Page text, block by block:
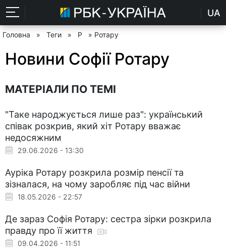
UA
Головна » Теги » Р » Ротару
Новини Софії Ротару
МАТЕРІАЛИ ПО ТЕМІ
"Таке народжується лише раз": український
співак розкрив, який хіт Ротару вважає
недосяжним
29.06.2026 - 13:30
Ауріка Ротару розкрила розмір пенсії та
зізналася, на чому заробляє під час війни
18.05.2026 - 22:57
Де зараз Софія Ротару: сестра зірки розкрила
правду про її життя
09.04.2026 - 11:51